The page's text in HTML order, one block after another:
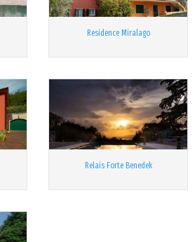
Residence Miralago
Relais Forte Benedek